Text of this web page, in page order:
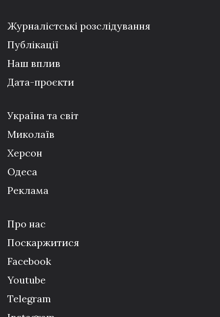
Журналістські розслідування
Публікації
Наш вплив
Дата-проєкти
Україна та світ
Миколаїв
Херсон
Одеса
Реклама
Про нас
Поскаржитися
Facebook
Youtube
Telegram